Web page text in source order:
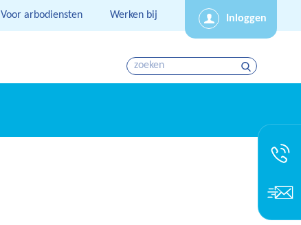
Voor arbodiensten Werken bij Inloggen